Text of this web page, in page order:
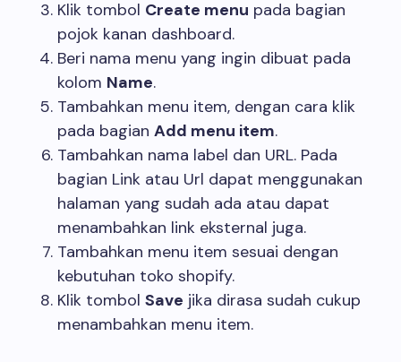
Klik tombol Create menu pada bagian
pojok kanan dashboard.
Beri nama menu yang ingin dibuat pada
kolom Name.
Tambahkan menu item, dengan cara klik
pada bagian Add menu item.
Tambahkan nama label dan URL. Pada
bagian Link atau Url dapat menggunakan
halaman yang sudah ada atau dapat
menambahkan link eksternal juga.
Tambahkan menu item sesuai dengan
kebutuhan toko shopify.
Klik tombol Save jika dirasa sudah cukup
menambahkan menu item.